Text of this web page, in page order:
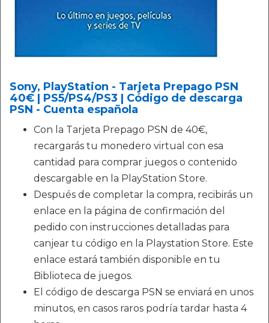
Sony, PlayStation - Tarjeta Prepago PSN
40€ | PS5/PS4/PS3 | Código de descarga
PSN - Cuenta española
Con la Tarjeta Prepago PSN de 40€,
recargarás tu monedero virtual con esa
cantidad para comprar juegos o contenido
descargable en la PlayStation Store.
Después de completar la compra, recibirás un
enlace en la página de confirmación del
pedido con instrucciones detalladas para
canjear tu código en la Playstation Store. Este
enlace estará también disponible en tu
Biblioteca de juegos.
El código de descarga PSN se enviará en unos
minutos, en casos raros podría tardar hasta 4